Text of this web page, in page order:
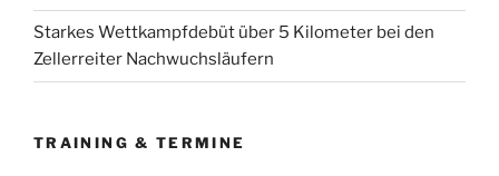
Starkes Wettkampfdebüt über 5 Kilometer bei den
Zellerreiter Nachwuchsläufern
TRAINING & TERMINE